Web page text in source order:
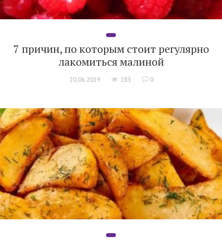
7 причин, по которым стоит регулярно
лакомиться малиной
20.06.2019 283 0